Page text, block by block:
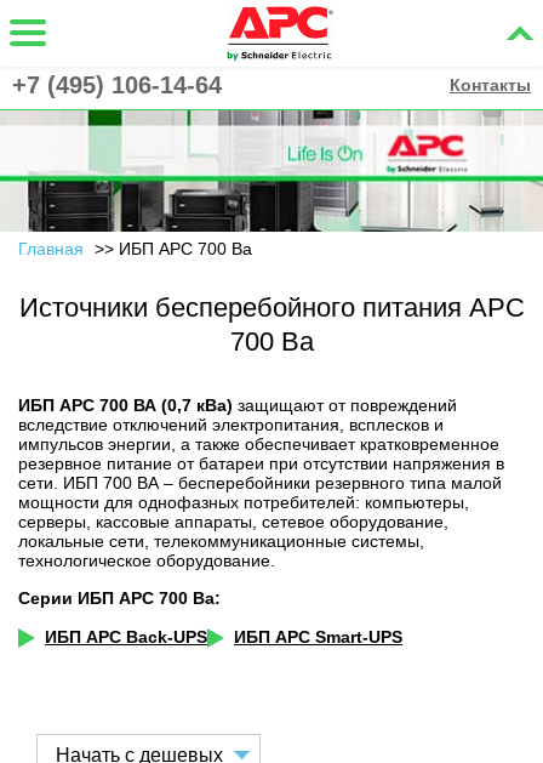
+7 (495) 106-14-64 Контакты
Главная ИБП APC 700 Ва
Источники бесперебойного питания APC
700 Ва
ИБП APC 700 ВА (0,7 кВа) защищают от повреждений
вследствие отключений электропитания, всплесков и
импульсов энергии, а также обеспечивает кратковременное
резервное питание от батареи при отсутствии напряжения в
сети. ИБП 700 ВА – бесперебойники резервного типа малой
мощности для однофазных потребителей: компьютеры,
серверы, кассовые аппараты, сетевое оборудование,
локальные сети, телекоммуникационные системы,
технологическое оборудование.
Серии ИБП APC 700 Ва:
ИБП APC Back-UPS
ИБП APC Smart-UPS